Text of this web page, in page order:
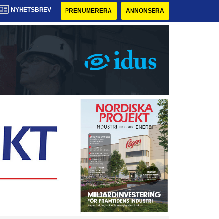
NYHETSBREV PRENUMERERA ANNONSERA